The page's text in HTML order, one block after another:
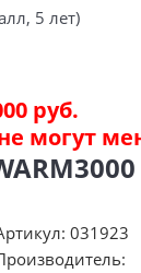
5 лет)
руб.
могут
031923